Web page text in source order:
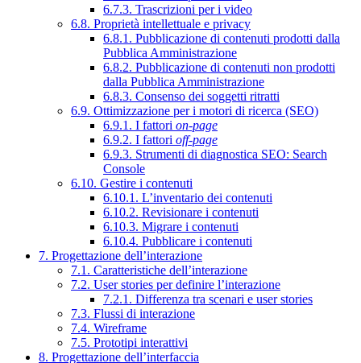
6.7.3. Trascrizioni per i video
6.8. Proprietà intellettuale e privacy
6.8.1. Pubblicazione di contenuti prodotti dalla
Pubblica Amministrazione
6.8.2. Pubblicazione di contenuti non prodotti
dalla Pubblica Amministrazione
6.8.3. Consenso dei soggetti ritratti
6.9. Ottimizzazione per i motori di ricerca (SEO)
6.9.1. I fattori on-page
6.9.2. I fattori off-page
6.9.3. Strumenti di diagnostica SEO: Search
Console
6.10. Gestire i contenuti
6.10.1. L’inventario dei contenuti
6.10.2. Revisionare i contenuti
6.10.3. Migrare i contenuti
6.10.4. Pubblicare i contenuti
7. Progettazione dell’interazione
7.1. Caratteristiche dell’interazione
7.2. User stories per definire l’interazione
7.2.1. Differenza tra scenari e user stories
7.3. Flussi di interazione
7.4. Wireframe
7.5. Prototipi interattivi
8. Progettazione dell’interfaccia